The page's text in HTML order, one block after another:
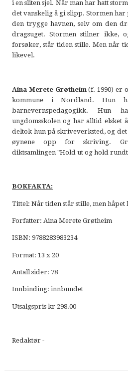
i en sliten sjel. Når man har hatt
det vanskelig å gi slipp. Stormen har
den trygge havnen, selv om den
dragsuget. Stormen stilner ikke,
forsøker, står tiden stille. Men når
likevel.
Aina Merete Grøtheim (f. 1990) er
kommune i Nordland. Hun
barnevernspedagogikk. Hun
ungdomsskolen og har alltid elsket
deltok hun på skriveverksted, og
øynene opp for skriving.
diktsamlingen "Hold ut og hold
BOKFAKTA:
Tittel: Når tiden står stille, men
Forfatter: Aina Merete Grøtheim
ISBN: 9788283983234
Format: 13 x 20
Antall sider: 78
Innbinding: innbundet
Utsalgspris kr 298.00
Redaktør -